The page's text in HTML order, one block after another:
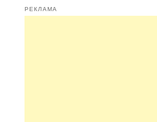
РЕКЛАМА